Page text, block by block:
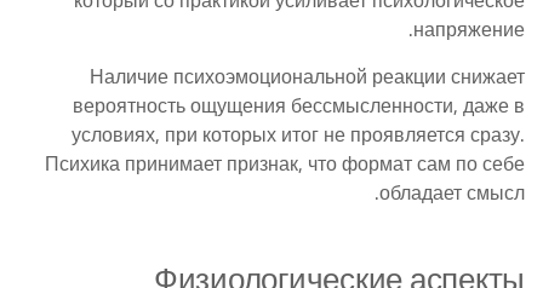
напряжение.
Наличие психоэмоциональной реакции снижает
вероятность ощущения бессмысленности, даже в
условиях, при которых итог не проявляется сразу.
Психика принимает признак, что формат сам по себе
обладает смысл.